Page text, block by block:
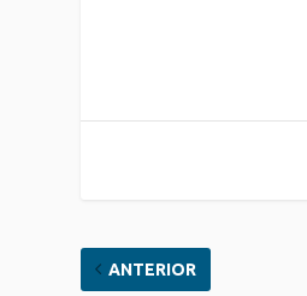
ANTERIOR